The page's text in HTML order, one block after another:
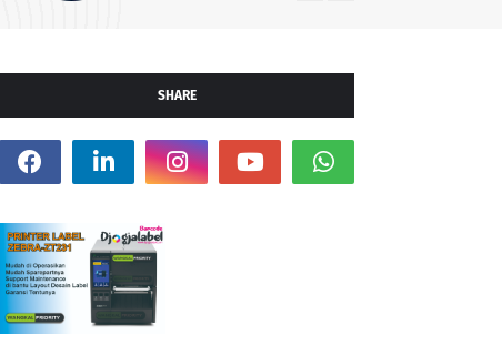
SHARE